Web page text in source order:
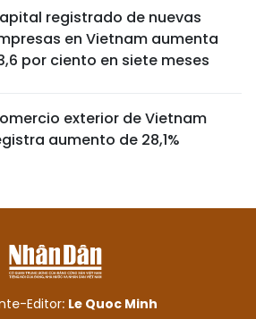
registrado de nuevas
en Vietnam aumenta
por ciento en siete meses
exterior de Vietnam
aumento de 28,1%
Editor: Le Quoc Minh